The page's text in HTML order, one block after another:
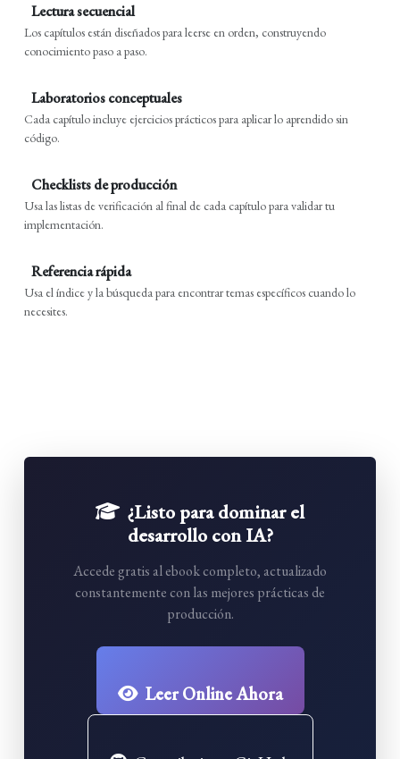
Lectura secuencial
Los capítulos están diseñados para leerse en orden, construyendo
conocimiento paso a paso.
Laboratorios conceptuales
Cada capítulo incluye ejercicios prácticos para aplicar lo aprendido sin
código.
Checklists de producción
Usa las listas de verificación al final de cada capítulo para validar tu
implementación.
Referencia rápida
Usa el índice y la búsqueda para encontrar temas específicos cuando lo
necesites.
¿Listo para dominar el
desarrollo con IA?
Accede gratis al ebook completo, actualizado
constantemente con las mejores prácticas de
producción.
Leer Online Ahora